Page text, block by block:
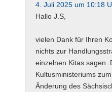
4. Juli 2025 um 10:18
Hallo J.S,
vielen Dank für Ihren
nichts zur
einzelnen Kitas sagen.
Kultusministeriums
Änderung des